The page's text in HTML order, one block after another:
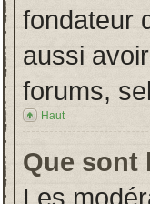
fondateur
aussi
forums,
Haut
Que sont
Les